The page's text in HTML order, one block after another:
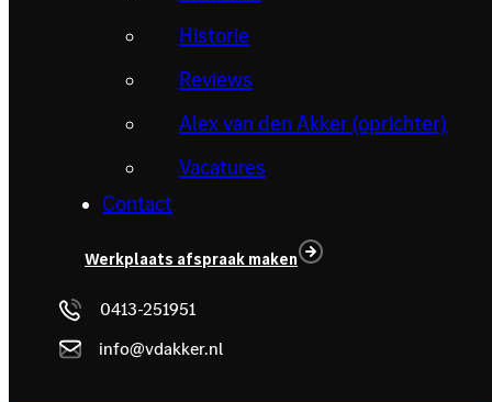
Historie
Reviews
Alex van den Akker (oprichter)
Vacatures
Contact
Werkplaats afspraak maken
0413-251951
info@vdakker.nl